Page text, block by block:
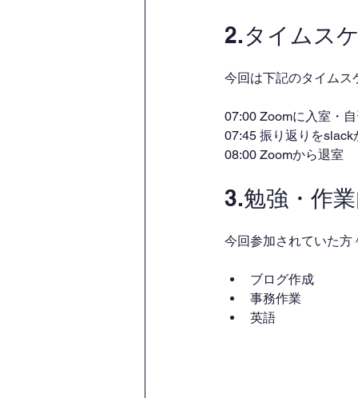
2.タイムス
今回は下記のタイムス
07:00 Zoomに入室・
07:45 振り返りを
08:00 Zoomから退室
3.勉強・作
今回参加されていた方
ブログ作成
事務作業
英語